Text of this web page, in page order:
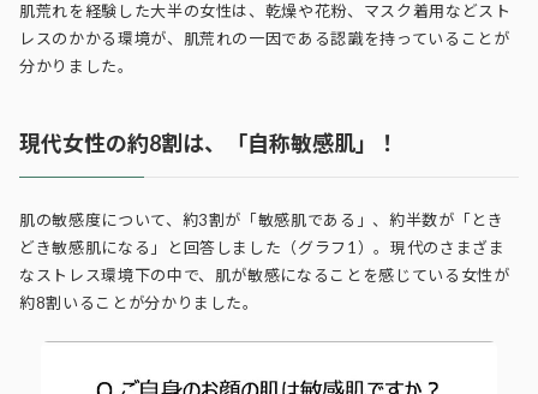
肌荒れを経験した大半の女性は、乾燥や花粉、マスク着用などスト
レスのかかる環境が、肌荒れの一因である認識を持っていることが
分かりました。
現代女性の約8割は、「自称敏感肌」！
肌の敏感度について、約3割が「敏感肌である」、約半数が「とき
どき敏感肌になる」と回答しました（グラフ1）。現代のさまざま
なストレス環境下の中で、肌が敏感になることを感じている女性が
約8割いることが分かりました。